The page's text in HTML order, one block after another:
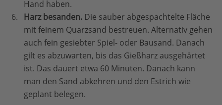
Hand haben.
Harz besanden. Die sauber abgespachtelte Fläche
mit feinem Quarzsand bestreuen. Alternativ gehen
auch fein gesiebter Spiel- oder Bausand. Danach
gilt es abzuwarten, bis das Gießharz ausgehärtet
ist. Das dauert etwa 60 Minuten. Danach kann
man den Sand abkehren und den Estrich wie
geplant belegen.